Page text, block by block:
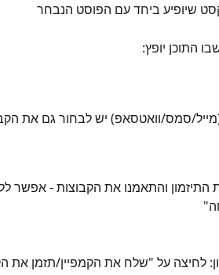
שיופיע ביחד עם הפוסט הנבחר
התוכן יופץ:
סמס/וואטסאפ) יש לבחור גם את
והתאמנו את הקבוצות - אפשר
על "שלח את הקמפיין/תזמן את